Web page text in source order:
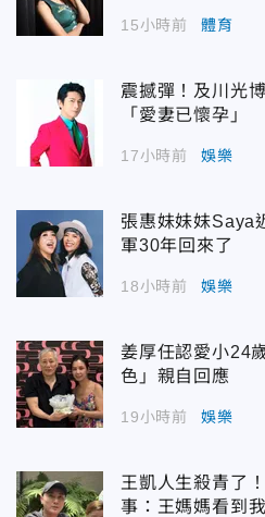
15小時前 體育
震撼彈！及川光
「愛妻已懷孕」
17小時前 娛樂
張惠妹妹妹Saya
軍30年回來了
18小時前 娛樂
姜厚任認愛小24
色」親自回應
19小時前 娛樂
王凱人生殺青了
事：王媽媽看到